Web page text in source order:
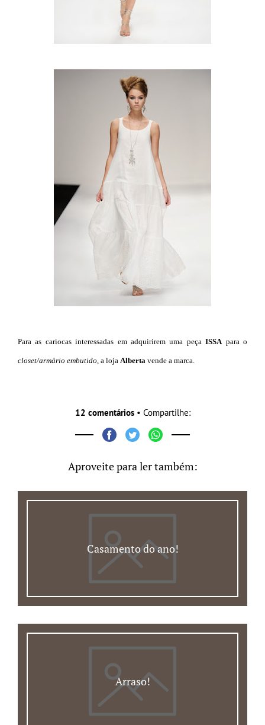
Para as cariocas interessadas em adquirirem uma peçaISSA para o
closet/armário embutido , a loja Alberta vende a marca.
12 comentários• Compartilhe:
Aproveite para ler também:
Casamento do ano!
Arraso!